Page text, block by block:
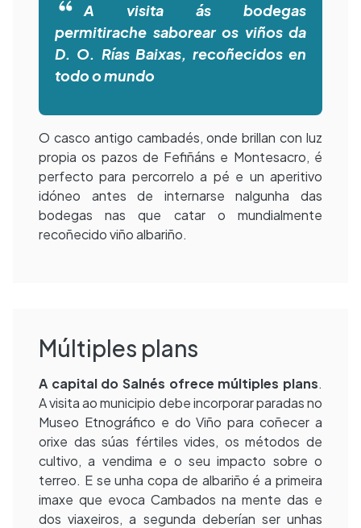
A visita ás bodegas
permitirache saborear os viños da
D. O. Rías Baixas, recoñecidos en
todo o mundo
O casco antigo cambadés, onde brillan con luz
propia os pazos de Fefiñáns e Montesacro, é
perfecto para percorrelo a pé e un aperitivo
idóneo antes de internarse nalgunha das
bodegas nas que catar o mundialmente
recoñecido viño albariño.
Múltiples plans
A capital do Salnés ofrece múltiples plans.
A visita ao municipio debe incorporar paradas no
Museo Etnográfico e do Viño para coñecer a
orixe das súas fértiles vides, os métodos de
cultivo, a vendima e o seu impacto sobre o
terreo. E se unha copa de albariño é a primeira
imaxe que evoca Cambados na mente das e
dos viaxeiros, a segunda deberían ser unhas